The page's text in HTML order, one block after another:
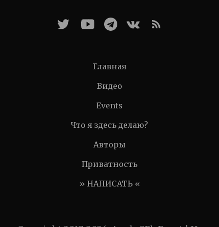
Главная
Видео
Events
Что я здесь делаю?
Авторы
Приватность
» НАПИСАТЬ «